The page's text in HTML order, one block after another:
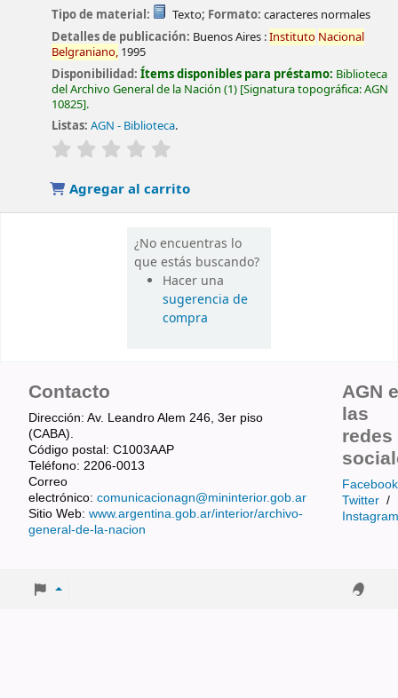
Tipo de material:
Texto; Formato: caracteres normales
Detalles de publicación: Buenos Aires :Instituto Nacional
Belgraniano, 1995
Disponibilidad:Ítems disponibles para préstamo: Biblioteca
del Archivo General de la Nación (1) Signatura topográfica:AGN
10825 .
Listas: AGN - Biblioteca.
valoración
Agregar al carrito
¿No encuentras lo
que estás buscando?
Hacer una
sugerencia de
compra
Contacto
Dirección: Av. Leandro Alem 246, 3er piso
(CABA).
Código postal: C1003AAP
Teléfono: 2206-0013
Correo
electrónico: comunicacionagn@mininterior.gob.ar
Sitio Web: www.argentina.gob.ar/interior/archivo-
general-de-la-nacion
AGN
las
redes
Facebook
Twitter /
Instagram